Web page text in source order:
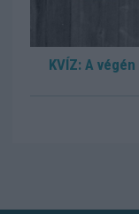
KVÍZ: A